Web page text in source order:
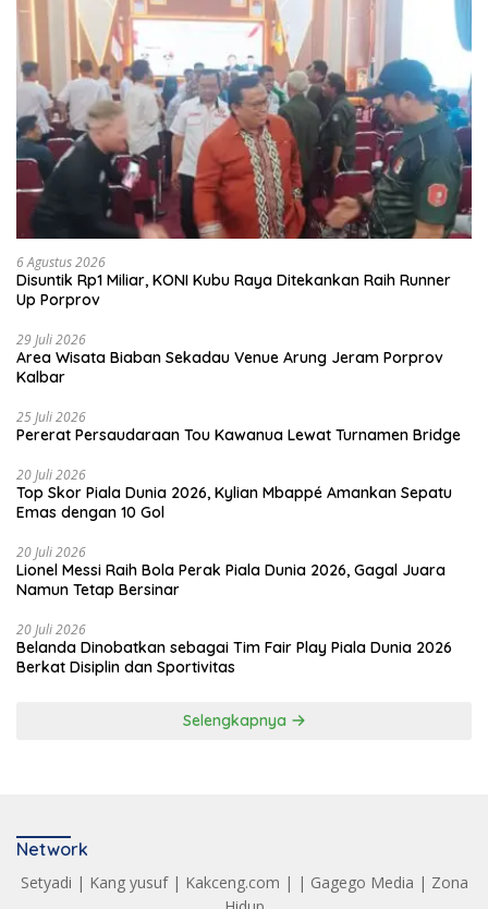
6 Agustus 2026
Disuntik Rp1 Miliar, KONI Kubu Raya Ditekankan Raih Runner
Up Porprov
29 Juli 2026
Area Wisata Biaban Sekadau Venue Arung Jeram Porprov
Kalbar
25 Juli 2026
Pererat Persaudaraan Tou Kawanua Lewat Turnamen Bridge
20 Juli 2026
Top Skor Piala Dunia 2026, Kylian Mbappé Amankan Sepatu
Emas dengan 10 Gol
20 Juli 2026
Lionel Messi Raih Bola Perak Piala Dunia 2026, Gagal Juara
Namun Tetap Bersinar
20 Juli 2026
Belanda Dinobatkan sebagai Tim Fair Play Piala Dunia 2026
Berkat Disiplin dan Sportivitas
Selengkapnya
Network
Setyadi | Kang yusuf| Kakceng.com | | Gagego Media | Zona